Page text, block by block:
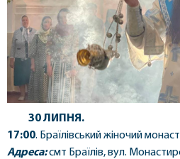
30 ЛИПНЯ.
17:00. Браїлівський жіночий
Адреса:смт Браїлів, вул.